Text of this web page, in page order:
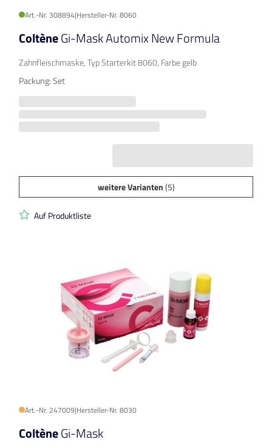
Art.-Nr. 308894|Hersteller-Nr. 8060
ColtèneGi-Mask Automix New Formula
Zahnfleischmaske, Typ Starterkit 8060, Farbe gelb
Packung: Set
weitere Varianten(5)
Auf Produktliste
Art.-Nr. 247009|Hersteller-Nr. 8030
ColtèneGi-Mask